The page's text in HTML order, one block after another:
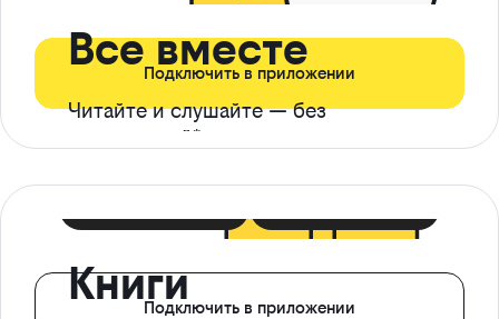
Все вместе
Читайте и слушайте — без
ограничений*
Подключить в приложении
КнигиПодключить в приложении